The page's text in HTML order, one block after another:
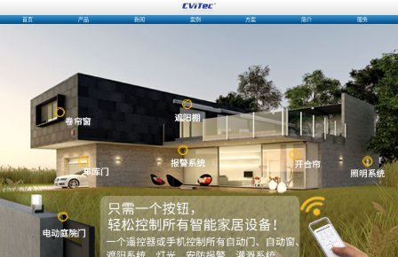
首页 产品 新闻 案例 方案 简介 服务